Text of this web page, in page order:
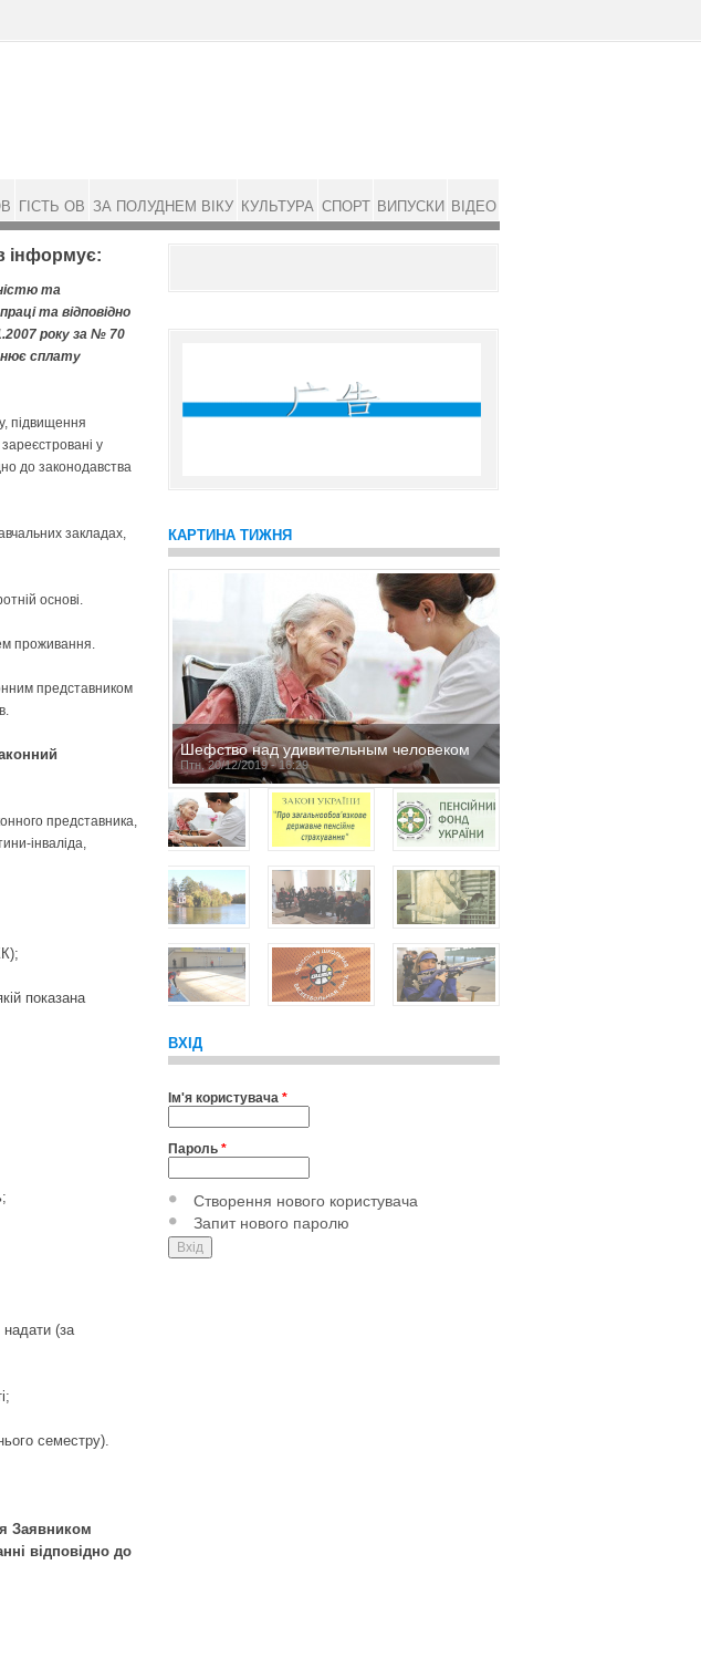
інформує:
та
та відповідно
року за № 70
сплату
підвищення
зареєстровані у
до законодавства
закладах,
основі.
проживання.
представником
представника,
інваліда,
показана
надати (за
семестру).
Заявником
відповідно до
КАРТИНА ТИЖНЯ
Шефство над удивительным человеком
Птн, 20/12/2019 - 16:29
ВХІД
Ім'я користувача *
Пароль *
Створення нового користувача
Запит нового паролю
ГІСТЬ ОВ ЗА ПОЛУДНЕМ ВІКУ КУЛЬТУРА СПОРТ ВИПУСКИ ВІДЕО